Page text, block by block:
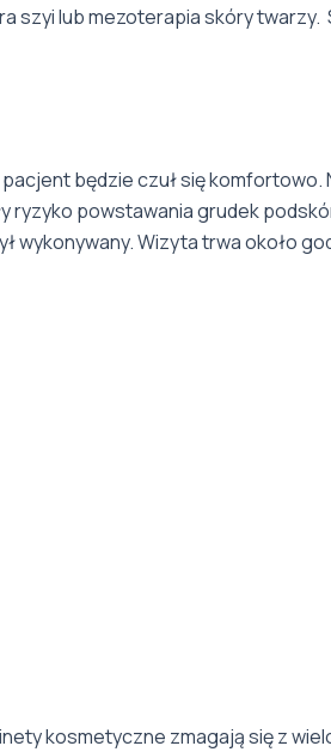
szyi lub mezoterapia skóry
będzie czuł się
ryzyko powstawania grudek
Wizyta trwa około
kosmetyczne zmagają się z